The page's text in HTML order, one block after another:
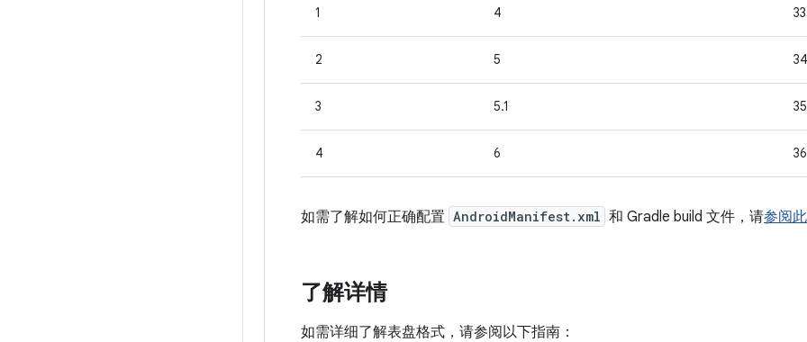
1 4 33
2 5 34
3 5.1 35
4 6 36
如需了解如何正确配置 AndroidManifest.xml 和 Gradle build 文件，请参阅
了解详情
如需详细了解表盘格式，请参阅以下指南：